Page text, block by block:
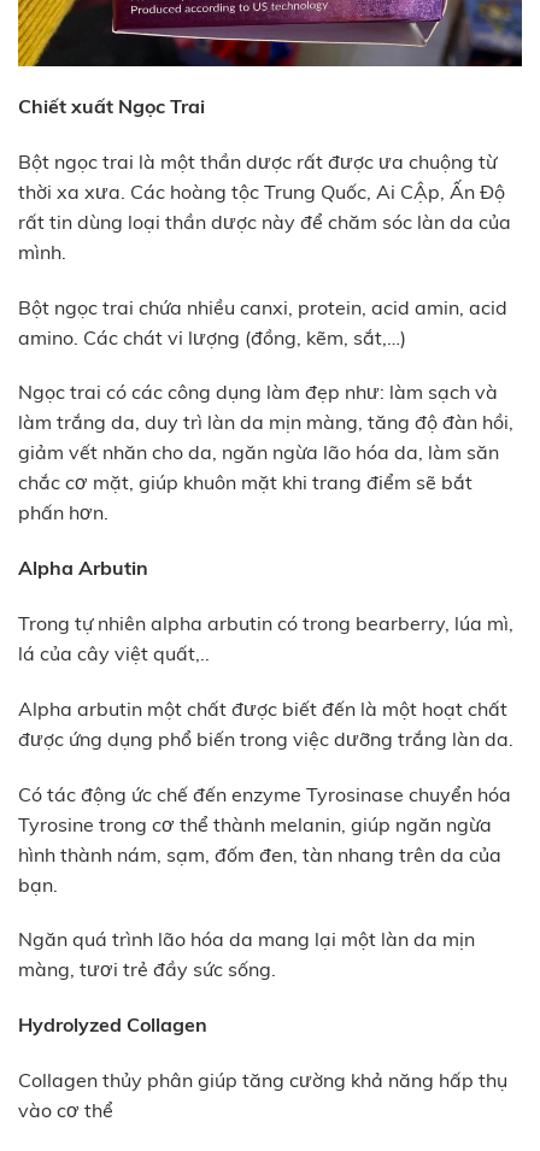
Chiết xuất Ngọc Trai
Bột ngọc trai là một thần dược rất được ưa chuộng từ
thời xa xưa. Các hoàng tộc Trung Quốc, Ai CẬp, Ấn Độ
rất tin dùng loại thần dược này để chăm sóc làn da của
mình.
Bột ngọc trai chứa nhiều canxi, protein, acid amin, acid
amino. Các chát vi lượng (đồng, kẽm, sắt,…)
Ngọc trai có các công dụng làm đẹp như: làm sạch và
làm trắng da, duy trì làn da mịn màng, tăng độ đàn hồi,
giảm vết nhăn cho da, ngăn ngừa lão hóa da, làm săn
chắc cơ mặt, giúp khuôn mặt khi trang điểm sẽ bắt
phấn hơn.
Alpha Arbutin
Trong tự nhiên alpha arbutin có trong bearberry, lúa mì,
lá của cây việt quất,..
Alpha arbutin một chất được biết đến là một hoạt chất
được ứng dụng phổ biến trong việc dưỡng trắng làn da.
Có tác động ức chế đến enzyme Tyrosinase chuyển hóa
Tyrosine trong cơ thể thành melanin, giúp ngăn ngừa
hình thành nám, sạm, đốm đen, tàn nhang trên da của
bạn.
Ngăn quá trình lão hóa da mang lại một làn da mịn
màng, tươi trẻ đầy sức sống.
Hydrolyzed Collagen
Collagen thủy phân giúp tăng cường khả năng hấp thụ
vào cơ thể